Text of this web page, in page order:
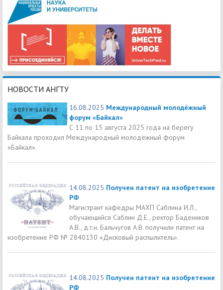
НОВОСТИ АНГТУ
16.08.2025 Международный молодёжный
форум «Байкал»
С 11 по 15 августа 2025 года на берегу
Байкала проходил Международный молодёжный форум
«Байкал».
14.08.2025 Получен патент на изобретение
РФ
Магистрант кафедры МАХП Саблина И.Л.,
обучающийся Саблин Д.Е., ректор Бадеников
А.В., д.т.н. Бальчугов А.В. получили патент на
изобретение РФ № 2840130 «Дисковый распылитель».
14.08.2025 Получен патент на изобретение
РФ